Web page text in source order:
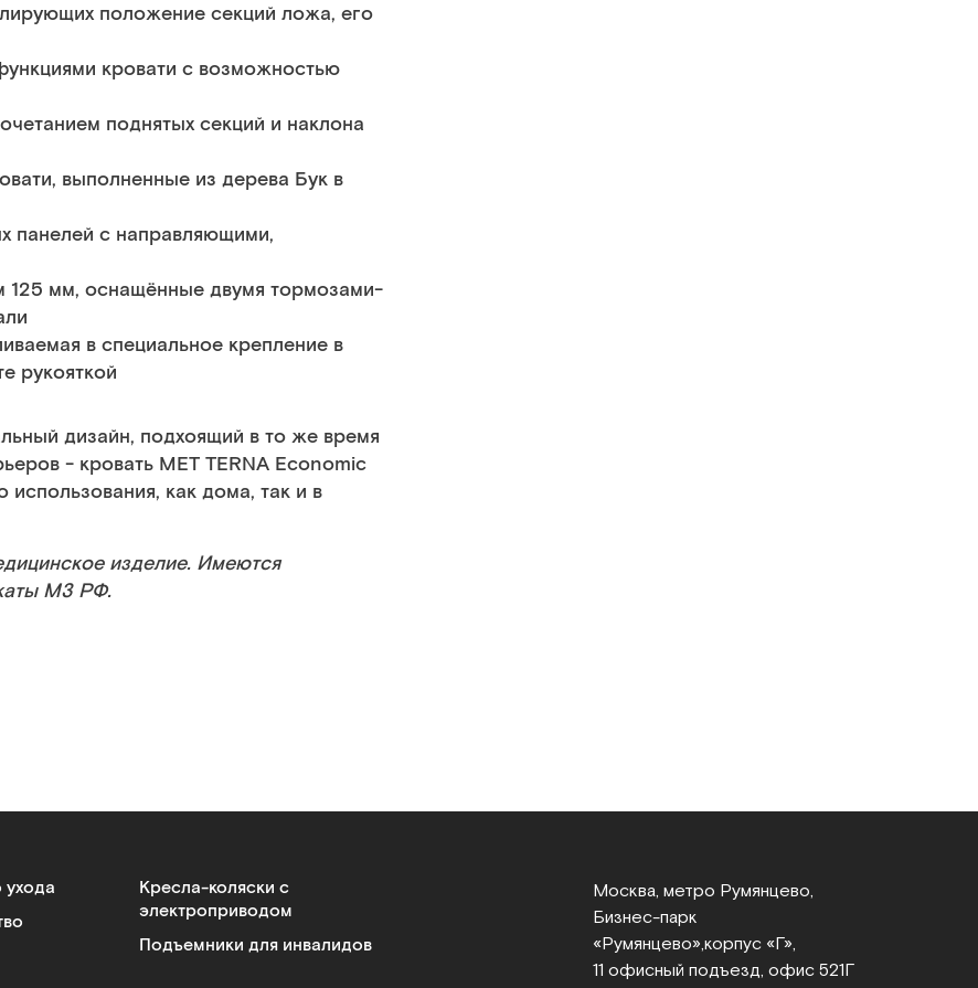
положение секций ложа, его
кровати с возможностью
поднятых секций и наклона
выполненные из дерева Бук в
панелей с направляющими,
мм, оснащённые двумя тормозами-
в специальное крепление в
рукояткой
дизайн, подхоящий в то же время
- кровать MET TERNA Economic
как дома, так и в
изделие. Имеются
МЗ РФ.
Кресла-коляски с
электроприводом
Подъемники для инвалидов
Москва, метро Румянцево,
Бизнес‑парк
«Румянцево», корпус «Г»,
11 офисный подъезд, офис 521Г